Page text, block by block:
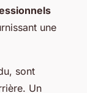
une
sont
Un